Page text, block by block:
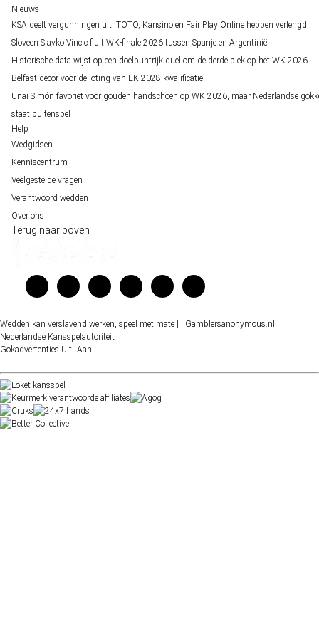
Nieuws
KSA deelt vergunningen uit: TOTO, Kansino en Fair Play Online hebben verlengd
Sloveen Slavko Vincic fluit WK-finale 2026 tussen Spanje en Argentinië
Historische data wijst op een doelpuntrijk duel om de derde plek op het WK 2026
Belfast decor voor de loting van EK 2028 kwalificatie
Unai Simón favoriet voor gouden handschoen op WK 2026, maar Nederlandse
staat buitenspel
Help
Wedgidsen
Kenniscentrum
Veelgestelde vragen
Verantwoord wedden
Over ons
Terug naar boven
Wedden kan verslavend werken, speel met mate | | Gamblersanonymous.nl
Nederlandse Kansspelautoriteit
Gokadvertenties Uit Aan